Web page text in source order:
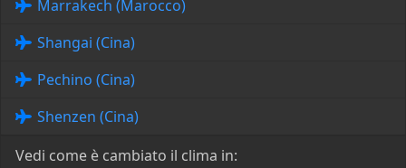
Marrakech (Marocco)
Shangai (Cina)
Pechino (Cina)
Shenzen (Cina)
Vedi come è cambiato il clima in: